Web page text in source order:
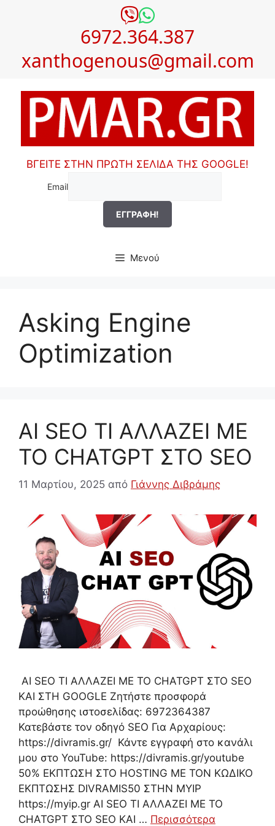
6972.364.387
xanthogenous@gmail.com
ΒΓΕΙΤΕ ΣΤΗΝ ΠΡΩΤΗ ΣΕΛΙΔΑ ΤΗΣ GOOGLE!
Email
Μενού
Asking Engine
Optimization
AI SEO ΤΙ ΑΛΛΑΖΕΙ ΜΕ
ΤΟ CHATGPT ΣΤΟ SEO
11 Μαρτίου, 2025 από Γιάννης Διβράμης
AI SEO ΤΙ ΑΛΛΑΖΕΙ ΜΕ ΤΟ CHATGPT ΣΤΟ SEO
ΚΑΙ ΣΤΗ GOOGLE Ζητήστε προσφορά
προώθησης ιστοσελίδας: 6972364387
Κατεβάστε τον οδηγό SEO Για Αρχαρίους:
https://divramis.gr/ Κάντε εγγραφή στο κανάλι
μου στο YouTube: https://divramis.gr/youtube
50% ΕΚΠΤΩΣΗ ΣΤΟ HOSTING ΜΕ ΤΟΝ ΚΩΔΙΚΟ
ΕΚΠΤΩΣΗΣ DIVRAMIS50 ΣΤΗΝ MYIP
https://myip.gr AI SEO ΤΙ ΑΛΛΑΖΕΙ ΜΕ ΤΟ
CHATGPT ΣΤΟ SEO ΚΑΙ … Περισσότερα